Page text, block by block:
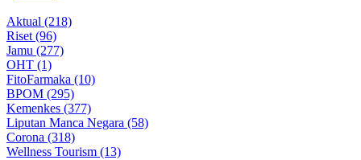
Aktual (218)
Riset (96)
Jamu (277)
OHT (1)
FitoFarmaka (10)
BPOM (295)
Kemenkes (377)
Liputan Manca Negara (58)
Corona (318)
Wellness Tourism (13)